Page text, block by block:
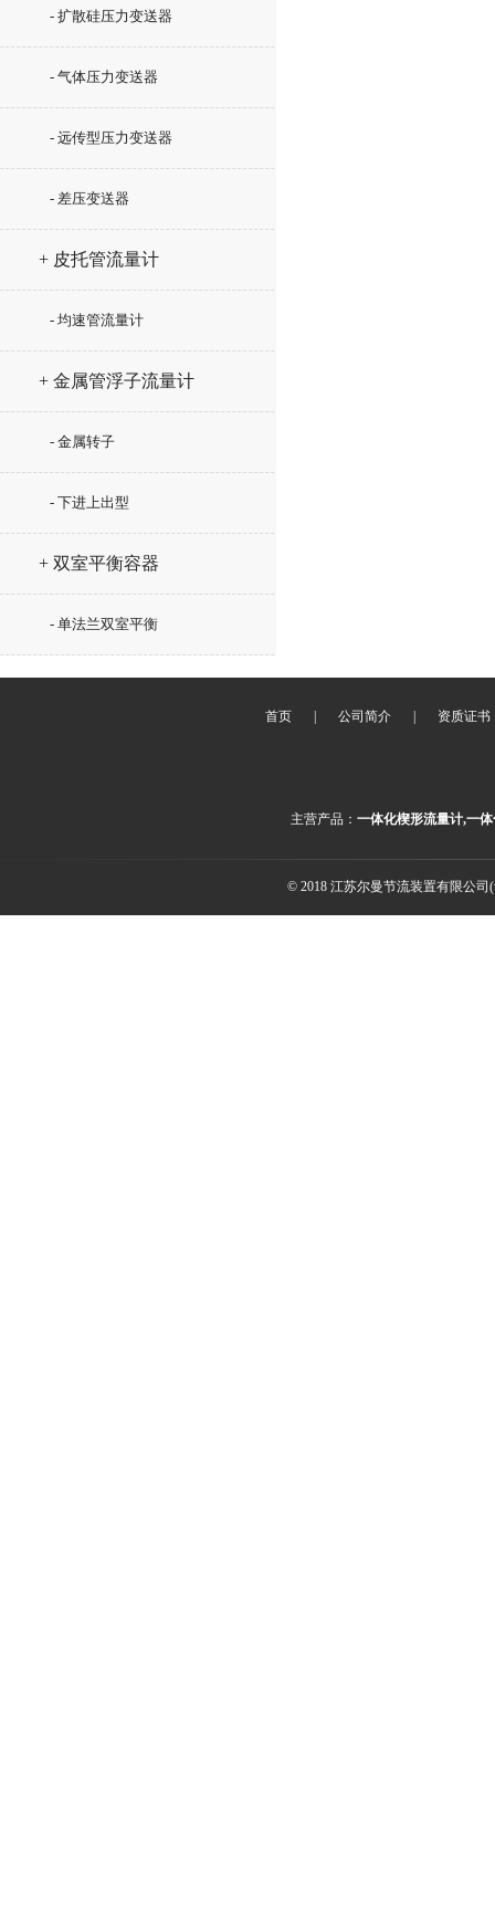
- 扩散硅压力变送器
- 气体压力变送器
- 远传型压力变送器
- 差压变送器
+ 皮托管流量计
- 均速管流量计
+ 金属管浮子流量计
- 金属转子
- 下进上出型
+ 双室平衡容器
- 单法兰双室平衡
首页 公司简介 资质证书
主营产品：一体化楔形流量计,一
© 2018 江苏尔曼节流装置有限公司